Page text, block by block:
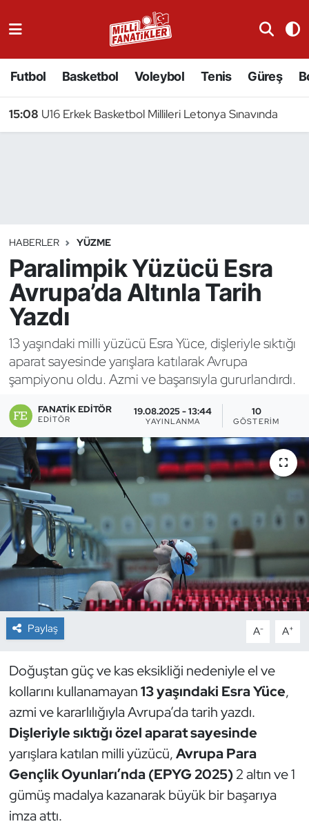
Futbol Basketbol Voleybol Tenis Güreş
15:08 U16 Erkek Basketbol Millileri Letonya Sınavında
HABERLER YÜZME
Paralimpik Yüzücü Esra
Avrupa’da Altınla Tarih
Yazdı
13 yaşındaki milli yüzücü Esra Yüce, dişleriyle sıktığı
aparat sayesinde yarışlara katılarak Avrupa
şampiyonu oldu. Azmi ve başarısıyla gururlandırdı.
FANATIK EDITÖR
EDITÖR
19.08.2025 - 13:44
YAYINLANMA
10
GÖSTERIM
Paylaş A- A+
Doğuştan güç ve kas eksikliği nedeniyle el ve
kollarını kullanamayan13 yaşındaki Esra Yüce,
azmi ve kararlılığıyla Avrupa’da tarih yazdı.
Dişleriyle sıktığı özel aparat sayesinde
yarışlara katılan milli yüzücü,Avrupa Para
Gençlik Oyunları’nda (EPYG 2025)2 altın ve 1
gümüş madalya kazanarak büyük bir başarıya
imza attı.
Badminton
Binicilik
Bisiklet
Boks
Briç
Buz Hokeyi
Buz Pateni
Çim Hokeyi
Cimnastik
Curling
Dağcılık
Dövüş Sanatı
E-Spor
Eskrim
Futbol